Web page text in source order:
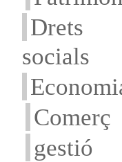
Drets
socials
Comerç
gestió